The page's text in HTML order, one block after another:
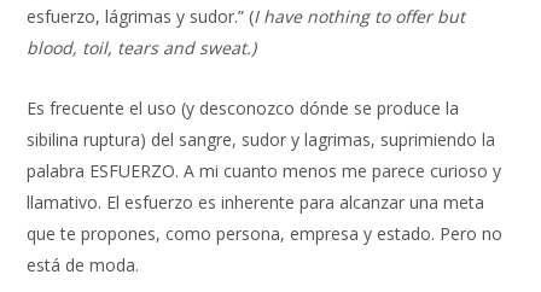
esfuerzo, lágrimas y sudor.” (I have nothing to offer but
blood, toil, tears and sweat.)
Es frecuente el uso (y desconozco dónde se produce la
sibilina ruptura) del sangre, sudor y lagrimas, suprimiendo la
palabra ESFUERZO. A mi cuanto menos me parece curioso y
llamativo. El esfuerzo es inherente para alcanzar una meta
que te propones, como persona, empresa y estado. Pero no
está de moda.